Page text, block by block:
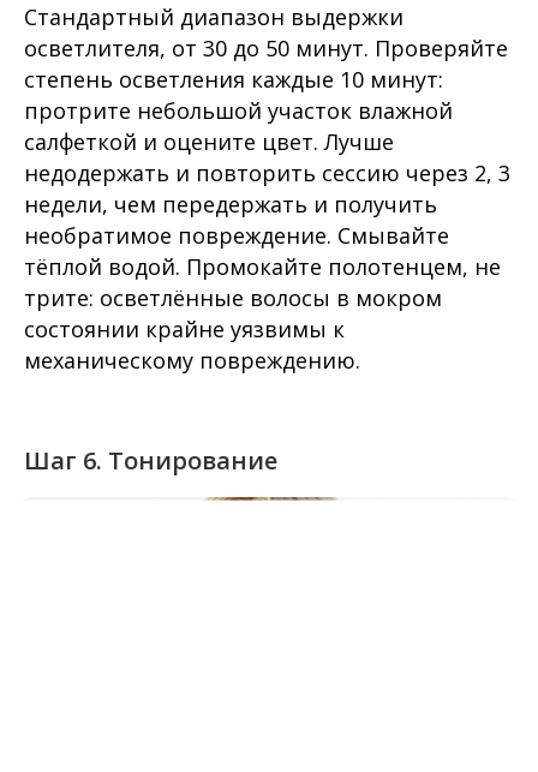
Стандартный диапазон выдержки
осветлителя, от 30 до 50 минут. Проверяйте
степень осветления каждые 10 минут:
протрите небольшой участок влажной
салфеткой и оцените цвет. Лучше
недодержать и повторить сессию через 2, 3
недели, чем передержать и получить
необратимое повреждение. Смывайте
тёплой водой. Промокайте полотенцем, не
трите: осветлённые волосы в мокром
состоянии крайне уязвимы к
механическому повреждению.
Шаг 6. Тонирование